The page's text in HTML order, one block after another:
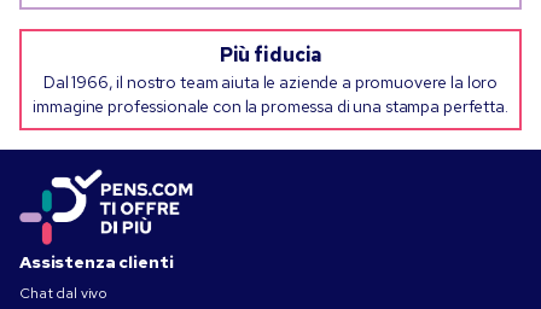
Più fiducia
Dal 1966, il nostro team aiuta le aziende a promuovere la loro
immagine professionale con la promessa di una stampa perfetta.
Assistenza clienti
Chat dal vivo